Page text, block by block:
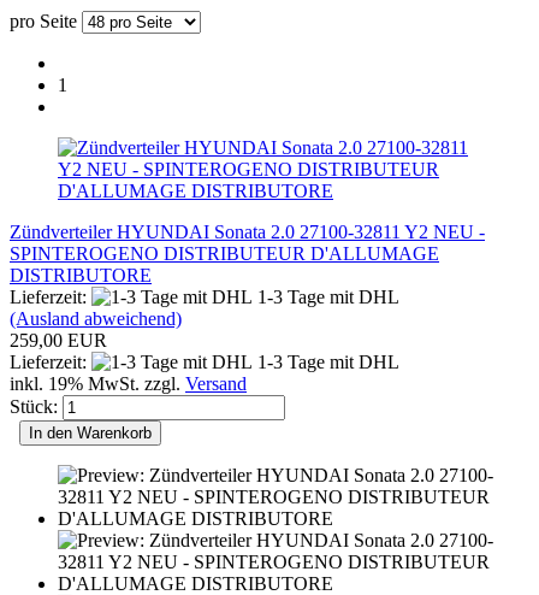
pro Seite
1
Zündverteiler HYUNDAI Sonata 2.0 27100-32811 Y2 NEU -
SPINTEROGENO DISTRIBUTEUR D'ALLUMAGE
DISTRIBUTORE
Lieferzeit:
1-3 Tage mit DHL
(Ausland abweichend)
259,00 EUR
Lieferzeit:
1-3 Tage mit DHL
inkl. 19% MwSt. zzgl. Versand
Stück:
In den Warenkorb